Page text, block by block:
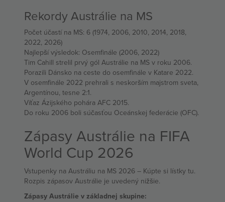
Rekordy Austrálie na MS
Počet účastí na MS: 6 (1974, 2006, 2010, 2014, 2018,
2022, 2026)
Najlepší výsledok: Osemfinále (2006, 2022)
Tim Cahill strelil prvý gól Austrálie na MS v roku 2006.
Porazili Dánsko na ceste do osemfinále v Katare 2022.
V osemfinále 2022 prehrali s neskorším majstrom sveta,
Argentínou, tesne 2:1.
Víťaz Ázijského pohára AFC 2015.
Do roku 2006 boli súčasťou Oceánskej federácie (OFC).
Zápasy Austrálie na FIFA
World Cup 2026
Vstupenky na Austráliu na MS 2026 – Kúpte si lístky tu.
Rozpis zápasov Austrálie je uvedený nižšie.
Zápasy Austrálie v základnej skupine: